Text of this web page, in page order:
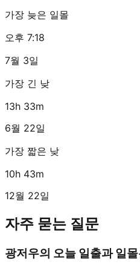
가장 늦은 일몰
오후 7:18
7월 3일
가장 긴 낮
13h 33m
6월 22일
가장 짧은 낮
10h 43m
12월 22일
자주 묻는 질문
광저우의 오늘 일출과 일